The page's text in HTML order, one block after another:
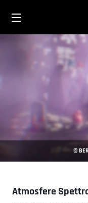
©
Atmosfere